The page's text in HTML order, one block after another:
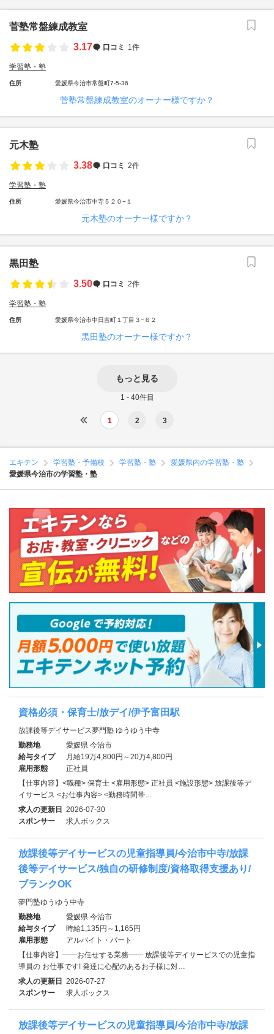
菅塾常盤練成教室
3.17
口コミ 1件
学習塾・塾
住所 愛媛県今治市常盤町7-5-36
菅塾常盤練成教室のオーナー様ですか？
元木塾
3.38
口コミ 2件
学習塾・塾
住所 愛媛県今治市中寺５２０−１
元木塾のオーナー様ですか？
黒田塾
3.50
口コミ 2件
学習塾・塾
住所 愛媛県今治市中日吉町１丁目３−６２
黒田塾のオーナー様ですか？
もっと見る
1 - 40件目
1 2 3
エキテン 学習塾・予備校 学習塾・塾
愛媛県内の学習塾・塾
愛媛県今治市の学習塾・塾
資格必須・保育士/放デイ/伊予富田駅
放課後等デイサービス夢門塾 ゆうゆう中寺
勤務地
愛媛県 今治市
給与タイプ
月給19万4,800円～20万4,800円
雇用形態
正社員
【仕事内容】<職種> 保育士 <雇用形態> 正社員 <施設形態> 放課後等デ
イサービス <お仕事内容> <勤務時間帯…
求人の更新日 2026-07-30
スポンサー
求人ボックス
放課後等デイサービスの児童指導員/今治市中寺/放課
後等デイサービス/独自の研修制度/資格取得支援あり/
ブランクOK
夢門塾ゆうゆう中寺
勤務地
愛媛県 今治市
給与タイプ
時給1,135円～1,165円
雇用形態
アルバイト・パート
【仕事内容】┈┈お任せする業務┈┈ 放課後等デイサービスでの児童指
導員の お仕事です! 発達に心配のあるお子様に対…
求人の更新日 2026-07-27
スポンサー
求人ボックス
放課後等デイサービスの児童指導員/今治市中寺/放課